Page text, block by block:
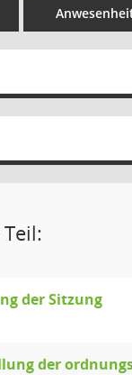
der Sitzung
der